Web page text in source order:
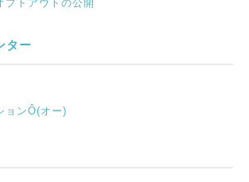
プトアウトの公開
ター
ョンÔ(オー)